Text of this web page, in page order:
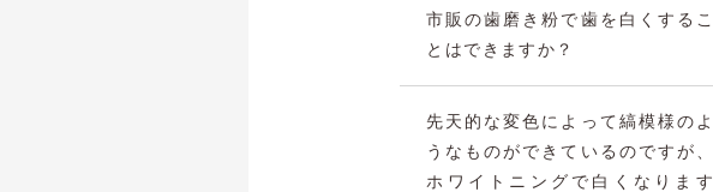
市販の歯磨き粉で歯を白くするこ
とはできますか？
先天的な変色によって縞模様のよ
うなものができているのですが、
ホワイトニングで白くなります